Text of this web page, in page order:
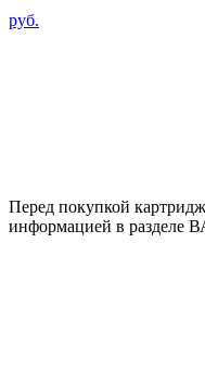
руб.
Перед покупкой
информацией в разделе